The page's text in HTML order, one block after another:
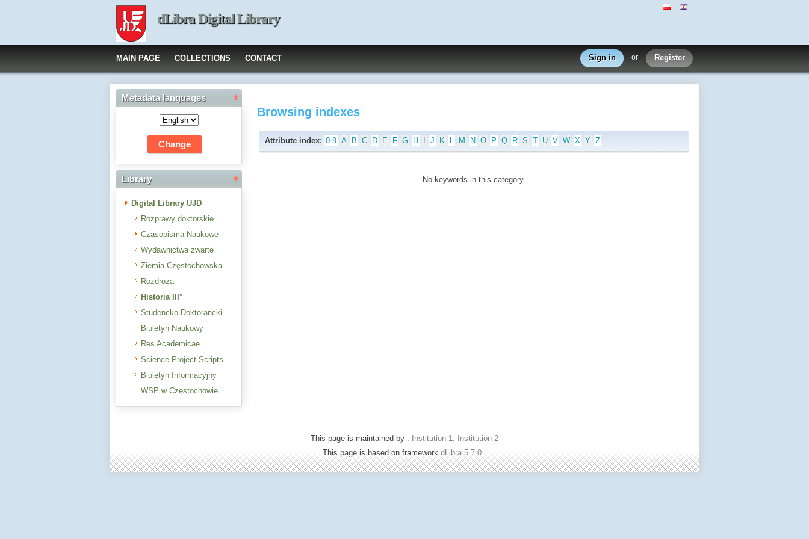
dLibra Digital Library
MAIN PAGE COLLECTIONS CONTACT Sign in or Register
Metadata languages
Library
Digital Library UJD
Rozprawy doktorskie
Czasopisma Naukowe
Wydawnictwa zwarte
Ziemia Częstochowska
Rozdroża
Historia III°
Studencko-Doktorancki
Biuletyn Naukowy
Res Academicae
Science Project Scripts
Biuletyn Informacyjny
WSP w Częstochowie
Browsing indexes
Attribute index: 0-9 A B C D E F G H J K L M N O P Q R S T U V W X Y Z
No keywords in this category.
This page is maintained by :
Institution 1, Institution 2
This page is based on framework dLibra 5.7.0